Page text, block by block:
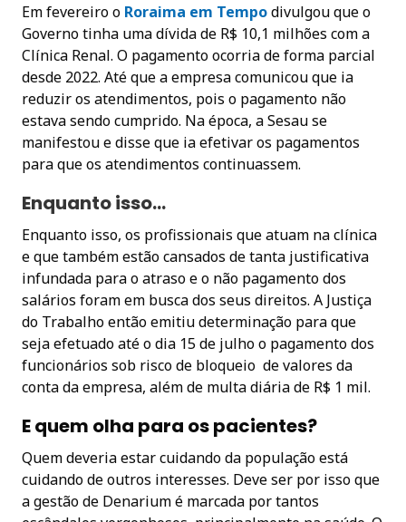
Em fevereiro o Roraima em Tempodivulgou que o
Governo tinha uma dívida de R$ 10,1 milhões com a
Clínica Renal. O pagamento ocorria de forma parcial
desde 2022. Até que a empresa comunicou que ia
reduzir os atendimentos, pois o pagamento não
estava sendo cumprido. Na época, a Sesau se
manifestou e disse que ia efetivar os pagamentos
para que os atendimentos continuassem.
Enquanto isso…
Enquanto isso, os profissionais que atuam na clínica
e que também estão cansados de tanta justificativa
infundada para o atraso e o não pagamento dos
salários foram em busca dos seus direitos. A Justiça
do Trabalho então emitiu determinação para que
seja efetuado até o dia 15 de julho o pagamento dos
funcionários sob risco de bloqueio de valores da
conta da empresa, além de multa diária de R$ 1 mil.
E quem olha para os pacientes?
Quem deveria estar cuidando da população está
cuidando de outros interesses. Deve ser por isso que
a gestão de Denarium é marcada por tantos